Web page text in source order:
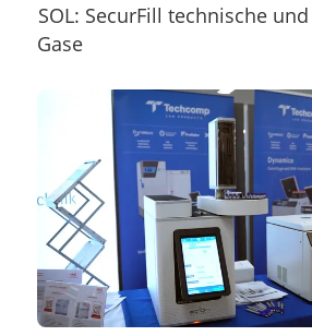
SOL: SecurFill technische
Gase